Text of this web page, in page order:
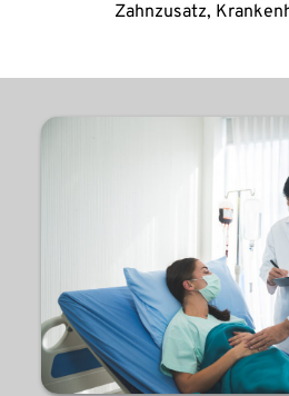
Zahnzusatz,